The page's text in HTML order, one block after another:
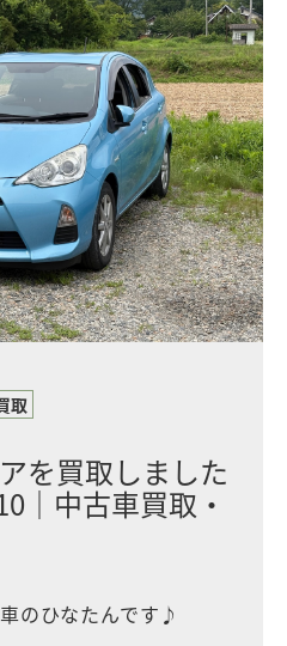
取
を買取しました
｜中古車買取・
のひなたんです♪